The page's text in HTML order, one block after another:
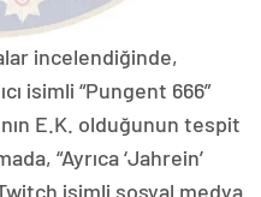
incelendiğinde,
isimli “Pungent 666”
E.K. olduğunun tespit
“Ayrıca ‘Jahrein’
isimli sosyal medya